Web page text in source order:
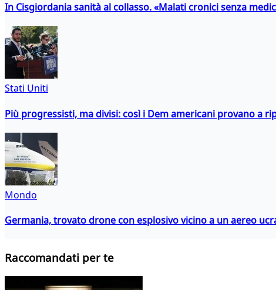
In Cisgiordania sanità al collasso. «Malati cronici senza
Stati Uniti
Più progressisti, ma divisi: così i Dem americani provano a
Mondo
Germania, trovato drone con esplosivo vicino a un aereo
Raccomandati per te